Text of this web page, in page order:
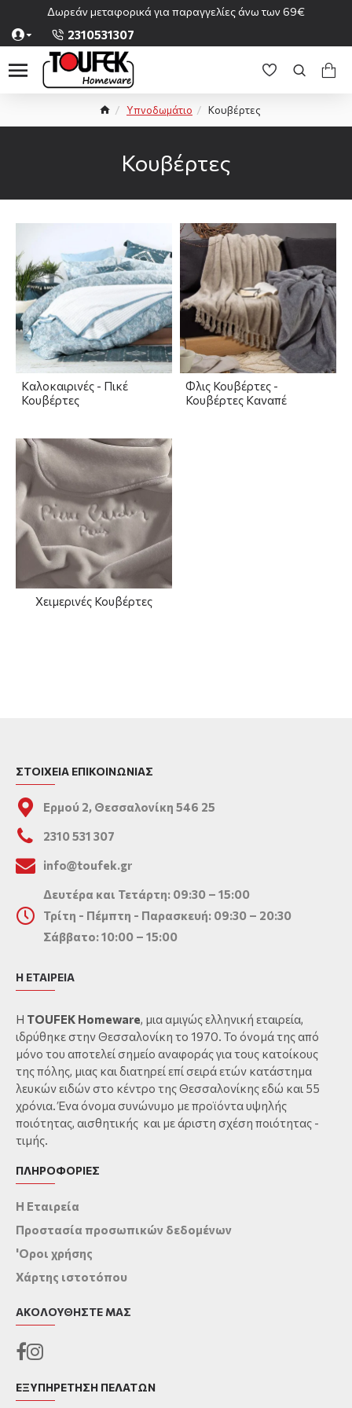
Δωρεάν μεταφορικά για παραγγελίες άνω των 69€
2310531307
Υπνοδωμάτιο Κουβέρτες
Κουβέρτες
Καλοκαιρινές - Πικέ
Κουβέρτες
Φλις Κουβέρτες -
Κουβέρτες Καναπέ
Χειμερινές Κουβέρτες
ΣΤΟΙΧΕΙΑ ΕΠΙΚΟΙΝΩΝΙΑΣ
Ερμού 2, Θεσσαλονίκη 546 25
2310 531 307
info@toufek.gr
Δευτέρα και Τετάρτη: 09:30 – 15:00
Τρίτη - Πέμπτη - Παρασκευή: 09:30 – 20:30
Σάββατο: 10:00 – 15:00
Η ΕΤΑΙΡΕΙΑ
Η TOUFEK Homeware, μια αμιγώς ελληνική εταιρεία,
ιδρύθηκε στην Θεσσαλονίκη το 1970. Το όνομά της από
μόνο του αποτελεί σημείο αναφοράς για τους κατοίκους
της πόλης, μιας και διατηρεί επί σειρά ετών κατάστημα
λευκών ειδών στο κέντρο της Θεσσαλονίκης εδώ και 55
χρόνια. Ένα όνομα συνώνυμο με προϊόντα υψηλής
ποιότητας, αισθητικής και με άριστη σχέση ποιότητας -
τιμής.
ΠΛΗΡΟΦΟΡΙΕΣ
Η Εταιρεία
Προστασία προσωπικών δεδομένων
'Οροι χρήσης
Χάρτης ιστοτόπου
ΑΚΟΛΟΥΘΉΣΤΕ ΜΑΣ
ΕΞΥΠΗΡΕΤΗΣΗ ΠΕΛΑΤΩΝ